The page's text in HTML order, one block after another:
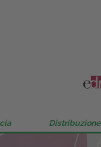
Distribuzione